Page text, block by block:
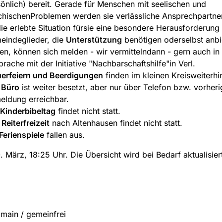
bereit. Gerade für Menschen mit seelischen und
werden sie verlässliche
erlebte Situation fürsie eine besondere
die Unterstützung benötigen oderselbst
können sich melden - wir vermittelndann - gern auch in
mit der Initiative "Nachbarschaftshilfe"in Verl.
und Beerdigungen finden im kleinen
Büro ist weiter besetzt, aber nur über Telefon bzw.
erreichbar.
Kinderbibeltag findet nicht statt.
Reiterfreizeitnach Altenhausen findet nicht statt.
fallen aus.
März, 18:25 Uhr. Die Übersicht wird bei Bedarf
/ gemeinfrei